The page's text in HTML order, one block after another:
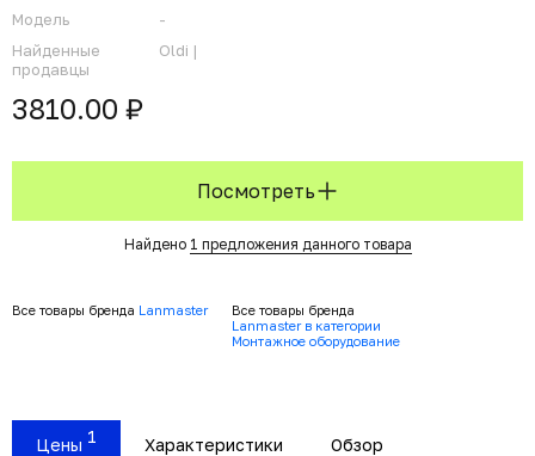
Модель
-
Найденные
продавцы
Oldi |
3810.00 ₽
Посмотреть
Найдено 1 предложения данного товара
Все товары бренда Lanmaster
Все товары бренда
Lanmaster в категории
Монтажное оборудование
Цены 1 Характеристики Обзор